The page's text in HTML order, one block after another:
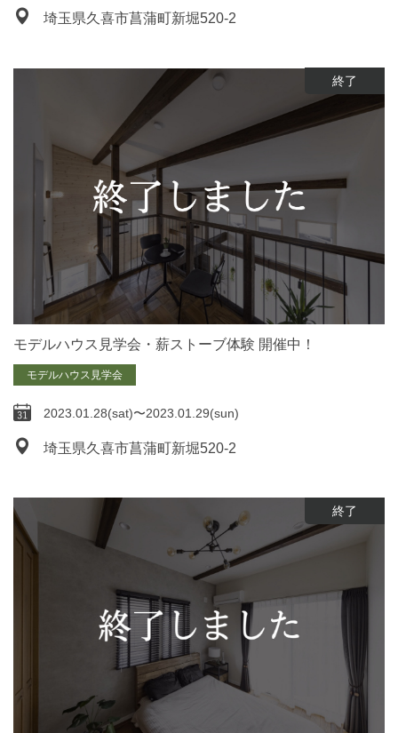
埼玉県久喜市菖蒲町新堀520-2
終了
モデルハウス見学会・薪ストーブ体験 開催中！
モデルハウス見学会
2023.01.28(sat)〜2023.01.29(sun)
埼玉県久喜市菖蒲町新堀520-2
終了